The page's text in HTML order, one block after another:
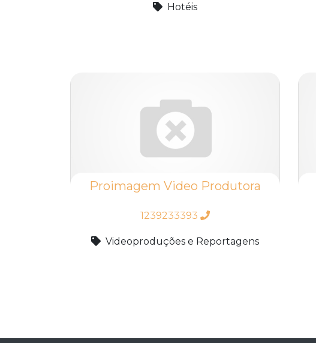
Hotéis
Proimagem Video Produtora
1239233393
Videoproduções e Reportagens